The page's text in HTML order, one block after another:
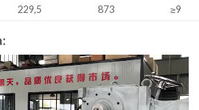
229,5 873 ≥9